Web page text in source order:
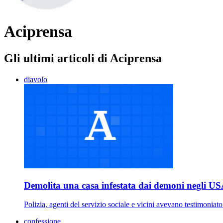
Aciprensa
Gli ultimi articoli di Aciprensa
diavolo
Demolita una casa infestata dai demoni negli
Polizia, agenti del servizio sociale e vicini avevano